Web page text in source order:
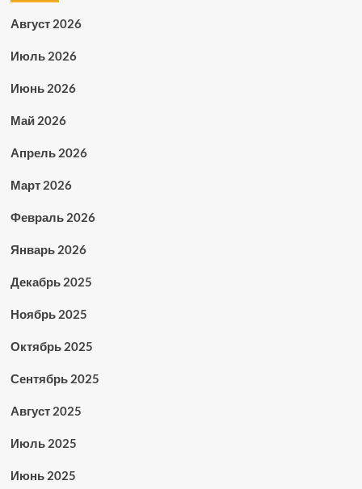
Август 2026
Июль 2026
Июнь 2026
Май 2026
Апрель 2026
Март 2026
Февраль 2026
Январь 2026
Декабрь 2025
Ноябрь 2025
Октябрь 2025
Сентябрь 2025
Август 2025
Июль 2025
Июнь 2025